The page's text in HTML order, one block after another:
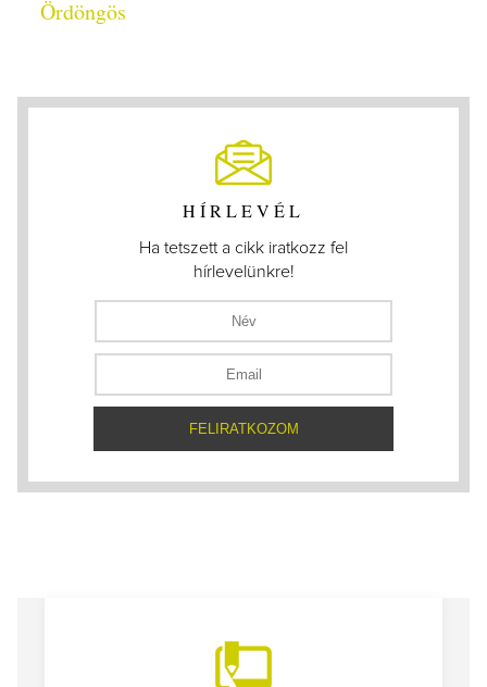
Ördöngös
HÍRLEVÉL
Ha tetszett a cikk iratkozz fel
hírlevelünkre!